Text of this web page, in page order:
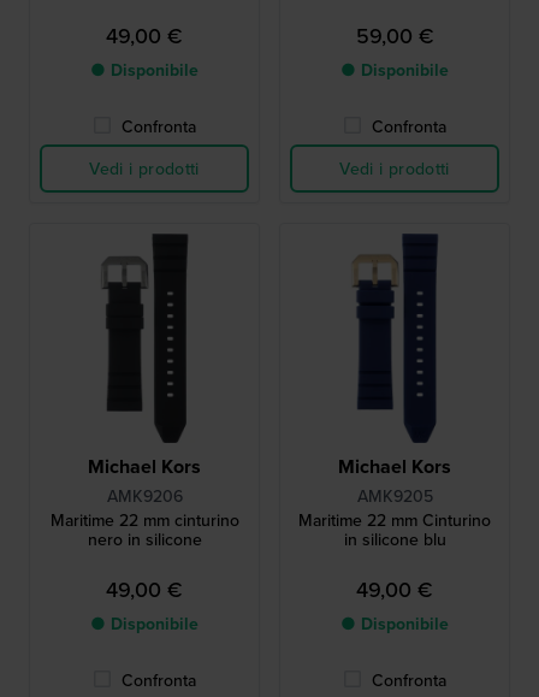
49,00 €
● Disponibile
Confronta
Vedi i prodotti
59,00 €
● Disponibile
Confronta
Vedi i prodotti
Michael Kors
AMK9206
Maritime 22 mm cinturino
nero in silicone
49,00 €
● Disponibile
Confronta
Michael Kors
AMK9205
Maritime 22 mm Cinturino
in silicone blu
49,00 €
● Disponibile
Confronta